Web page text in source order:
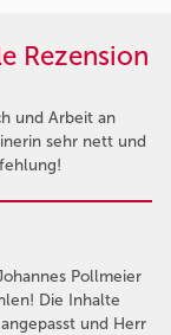
Rezension
und Arbeit an
sehr nett und
Pollmeier
Die Inhalte
und Herr